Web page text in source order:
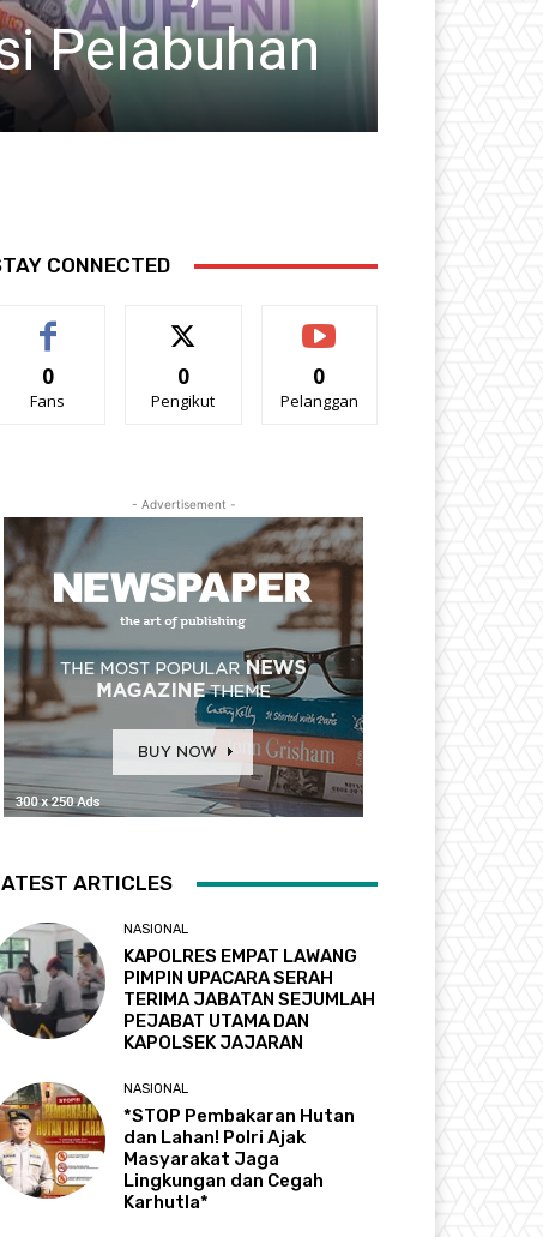
Pelabuhan
CONNECTED
0
Fans
0
Pengikut
0
Pelanggan
- Advertisement -
ARTICLES
NASIONAL
KAPOLRES EMPAT LAWANG
PIMPIN UPACARA SERAH
TERIMA JABATAN SEJUMLAH
PEJABAT UTAMA DAN
KAPOLSEK JAJARAN
NASIONAL
*STOP Pembakaran Hutan
dan Lahan! Polri Ajak
Masyarakat Jaga
Lingkungan dan Cegah
Karhutla*